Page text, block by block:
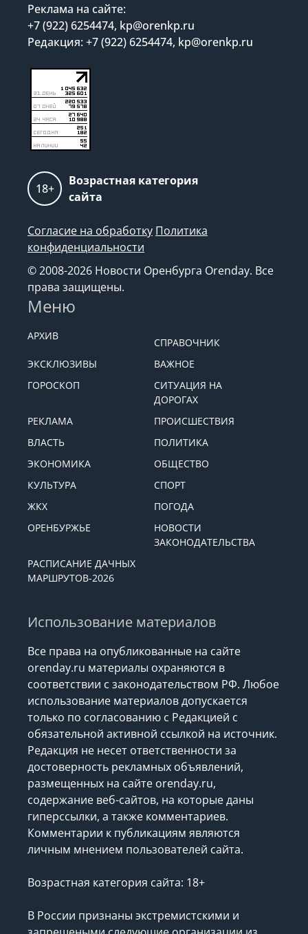
Реклама на сайте:
+7 (922) 6254474, kp@orenkp.ru
Редакция: +7 (922) 6254474, kp@orenkp.ru
18+
Возрастная категория
сайта
Согласие на обработку Политика
конфиденциальности
© 2008-2026 Новости Оренбурга Orenday. Все
права защищены.
Меню
АРХИВ
СПРАВОЧНИК
ЭКСКЛЮЗИВЫ
ВАЖНОЕ
ГОРОСКОП
СИТУАЦИЯ НА
ДОРОГАХ
РЕКЛАМА
ПРОИСШЕСТВИЯ
ВЛАСТЬ
ПОЛИТИКА
ЭКОНОМИКА
ОБЩЕСТВО
КУЛЬТУРА
СПОРТ
ЖКХ
ПОГОДА
ОРЕНБУРЖЬЕ
НОВОСТИ
ЗАКОНОДАТЕЛЬСТВА
РАСПИСАНИЕ ДАЧНЫХ
МАРШРУТОВ-2026
Использование материалов
Все права на опубликованные на сайте
orenday.ru материалы охраняются в
соответствии с законодательством РФ. Любое
использование материалов допускается
только по согласованию с Редакцией с
обязательной активной ссылкой на источник.
Редакция не несет ответственности за
достоверность рекламных объявлений,
размещенных на сайте orenday.ru,
содержание веб-сайтов, на которые даны
гиперссылки, а также комментариев.
Комментарии к публикациям являются
личным мнением пользователей сайта.
Возрастная категория сайта: 18+
В России признаны экстремистскими и